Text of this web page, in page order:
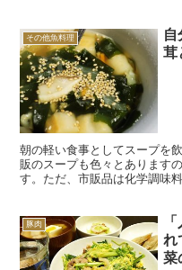
その他魚料理
自
茸
朝の軽い食事としてスープを
販のスープも色々とあります
す。ただ、市販品は化学調味
豚肉
れ
菜